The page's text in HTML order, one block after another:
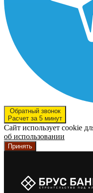
Обратный звонок
Расчет за 5 минут
Сайт использует cookie
об использовании
Принять